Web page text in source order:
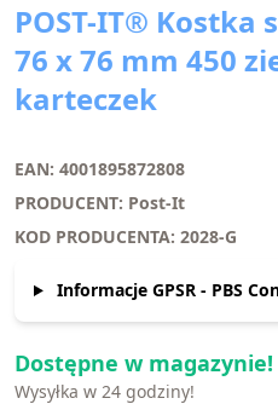
POST-IT® Kostka
76 x 76 mm 450
karteczek
EAN: 4001895872808
PRODUCENT: Post-It
KOD PRODUCENTA: 2028-G
Informacje GPSR - PBS
Dostępne w magazynie!
Wysyłka w 24 godziny!